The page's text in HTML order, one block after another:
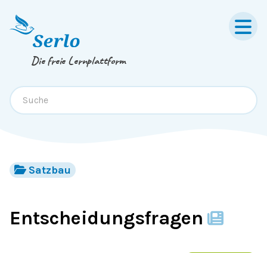
Springe zum
Die freie Lernplattform
Satzbau
Entscheidungsfragen